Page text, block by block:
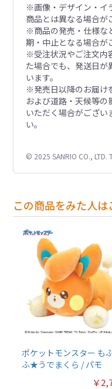
※画像・デザイン・イ
商品とは異なる場合が
※商品の発売・仕様な
期・中止となる場合が
※受注状況やご注文内
た場合でも、発送日が
います。
※発売日以降のお届け
および道路・天候等の
いただく場合がござい
い。
© 2025 SANRIO CO., LTD.
この商品をみた人
ポケットモンスター も
ふ★うでまくら / パモ
￥